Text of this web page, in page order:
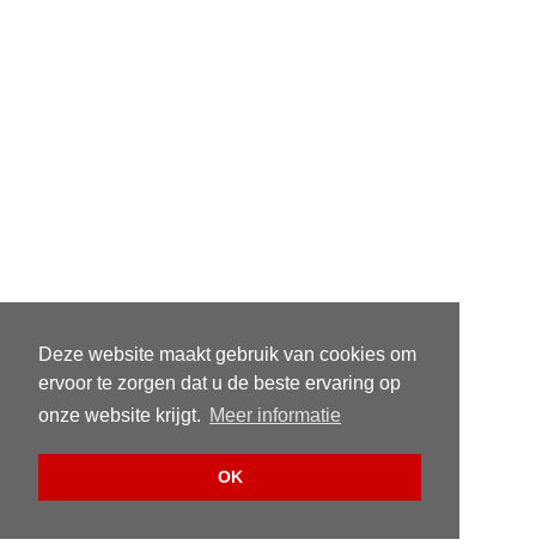
Deze website maakt gebruik van cookies om
ervoor te zorgen dat u de beste ervaring op
onze website krijgt. Meer informatie
OK